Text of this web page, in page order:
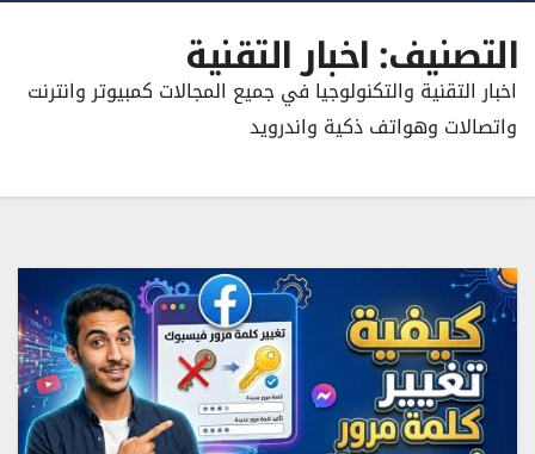
التصنيف:اخبار التقنية
اخبار التقنية والتكنولوجيا في جميع المجالات كمبيوتر وانترنت
واتصالات وهواتف ذكية واندرويد